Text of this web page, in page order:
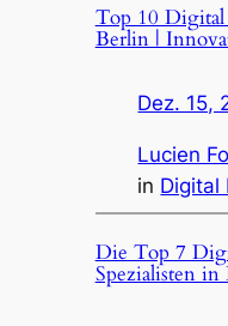
Top 10
Berlin |
Dez. 15,
Lucien
in Digital
Die Top 7
Spezialisten in